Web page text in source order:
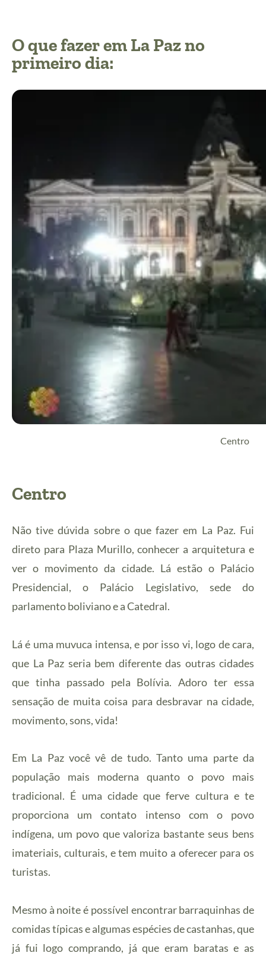
O que fazer em La Paz no
primeiro dia:
Centro
Centro
Não tive dúvida sobre o que fazer em La Paz. Fui
direto para Plaza Murillo, conhecer a arquitetura e
ver o movimento da cidade. Lá estão o Palácio
Presidencial, o Palácio Legislativo, sede do
parlamento boliviano e a Catedral.
Lá é uma muvuca intensa, e por isso vi, logo de cara,
que La Paz seria bem diferente das outras cidades
que tinha passado pela Bolívia. Adoro ter essa
sensação de muita coisa para desbravar na cidade,
movimento, sons, vida!
Em La Paz você vê de tudo. Tanto uma parte da
população mais moderna quanto o povo mais
tradicional. É uma cidade que ferve cultura e te
proporciona um contato intenso com o povo
indígena, um povo que valoriza bastante seus bens
imateriais, culturais, e tem muito a oferecer para os
turistas.
Mesmo à noite é possível encontrar barraquinhas de
comidas típicas e algumas espécies de castanhas, que
já fui logo comprando, já que eram baratas e as